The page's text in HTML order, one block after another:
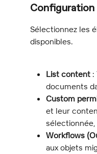
Configuration
Sélectionnez les
disponibles.
List content :
documents
Custom
et leur
Workflows
aux objets